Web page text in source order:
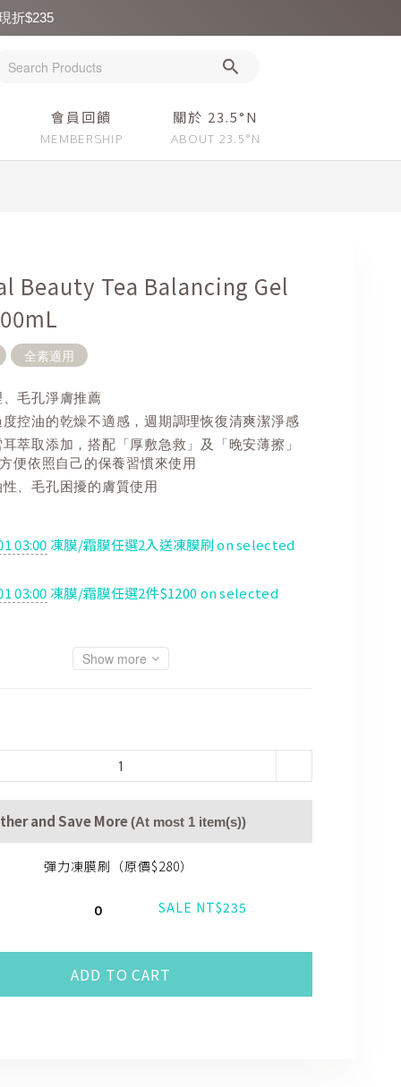
會員回饋 關於 23.5°N
Beauty Tea Balancing Gel
全素適用
毛孔淨膚推薦
控油的乾燥不適感，週期調理恢復清爽潔淨感
萃取添加，搭配「厚敷急救」及「晚安薄擦」
便依照自己的保養習慣來使用
、毛孔困擾的膚質使用
03:00 凍膜/霜膜任選2入送凍膜刷 on selected
03:00 凍膜/霜膜任選2件$1200 on selected
Show more
and Save More(At most 1 item(s))
彈力凍膜刷（原價$280）
SALE NT$235
ADD TO CART
折$235